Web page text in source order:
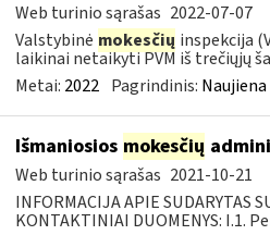
Web turinio sąrašas 2022-07-07
Valstybinė mokesčių inspekcija
laikinai netaikyti PVM iš trečiųjų
Metai: 2022 Pagrindinis: Naujiena
Išmaniosios mokesčių
Web turinio sąrašas 2021-10-21
INFORMACIJA APIE SUDARYTAS
KONTAKTINIAI DUOMENYS: I.1.